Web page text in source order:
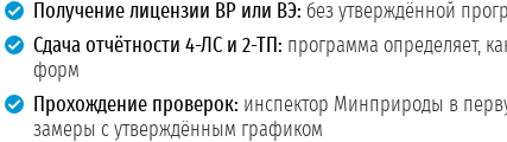
Получение лицензии ВР или ВЭ: без утверждённой
Сдача отчётности 4-ЛС и 2-ТП: программа определяет,
форм
Прохождение проверок: инспектор Минприроды в
замеры с утверждённым графиком